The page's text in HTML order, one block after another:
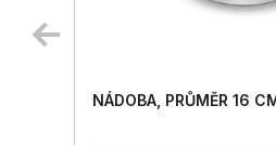
NÁDOBA, PRŮMĚR 16